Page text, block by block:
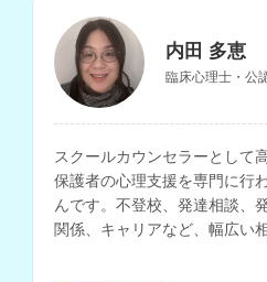
内田 多恵
臨床心理士・公
スクールカウンセラーとして
保護者の心理支援を専門に行
んです。不登校、発達相談、
関係、キャリアなど、幅広い
す。病院での勤務経験や大学